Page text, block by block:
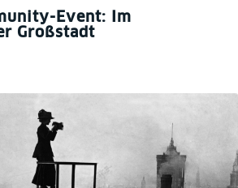
Event: Im
Großstadt